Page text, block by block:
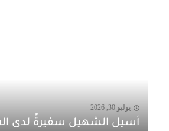
يوليو 30, 2026
أسيل الشهيل سفيرةً لدى